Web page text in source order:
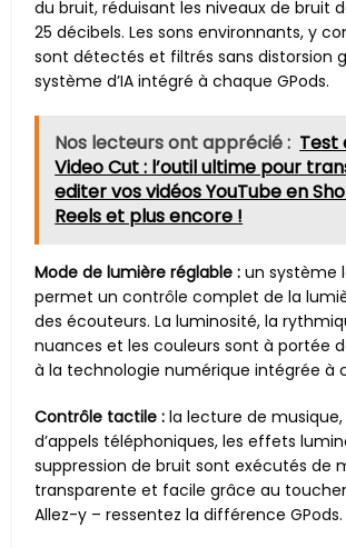
du bruit, réduisant les niveaux de bruit
25 décibels. Les sons environnants, y
sont détectés et filtrés sans distorsion
système d’IA intégré à chaque GPods.
Nos lecteurs ont apprécié : Test
Video Cut : l’outil ultime pour
editer vos vidéos YouTube en
Reels et plus encore !
Mode de lumière réglable : un système
permet un contrôle complet de la
des écouteurs. La luminosité, la
nuances et les couleurs sont à portée
à la technologie numérique intégrée à
Contrôle tactile : la lecture de musique,
d’appels téléphoniques, les effets
suppression de bruit sont exécutés de
transparente et facile grâce au toucher
Allez-y – ressentez la différence GPods.